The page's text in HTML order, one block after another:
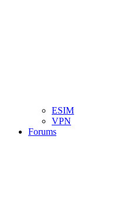
ESIM
VPN
Forums